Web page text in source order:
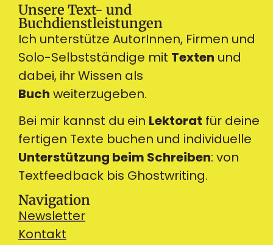
Ich unterstütze AutorInnen, Firmen und
Solo-Selbstständige mit Texten und
dabei, ihr Wissen als
Buch weiterzugeben.
Bei mir kannst du ein Lektorat für deine
fertigen Texte buchen und individuelle
Unterstützung beim Schreiben: von
Textfeedback bis Ghostwriting.
Unsere Text- und
Buchdienstleistungen
Navigation
Newsletter
Kontakt